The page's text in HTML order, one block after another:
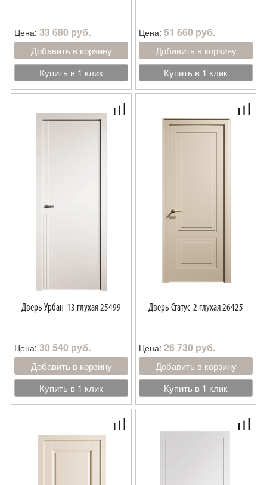
Цена: 33 680 руб.
Добавить в корзину
Купить в 1 клик
Цена: 51 660 руб.
Добавить в корзину
Купить в 1 клик
Дверь Урбан-13 глухая 25499
Цена: 30 540 руб.
Добавить в корзину
Купить в 1 клик
Дверь Статус-2 глухая 26425
Цена: 26 730 руб.
Добавить в корзину
Купить в 1 клик